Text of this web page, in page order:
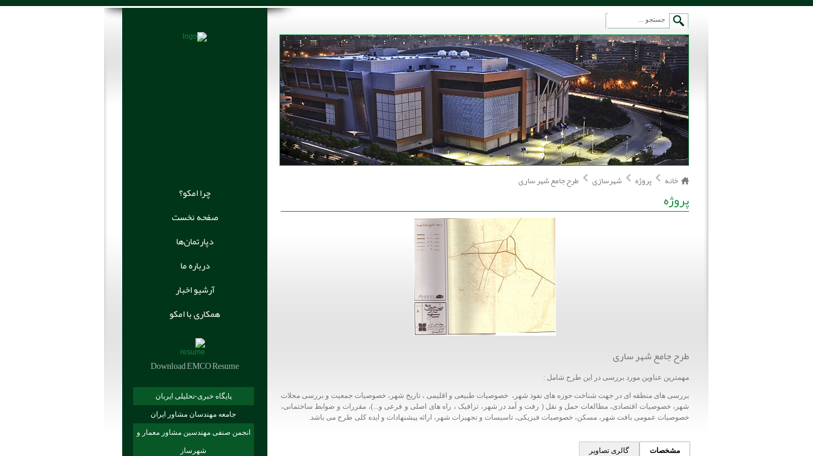
خانه پروژه شهرسازی طرح جامع شهر ساری
پروژه
طرح جامع شهر ساری
مهمترین عناوین مورد بررسی در این طرح شامل :
بررسی های منطقه ای در جهت شناخت حوزه های نفوذ شهر، خصوصیات طبیعی و اقلیمی ، تاریخ شهر، خصوصیات جمعیت و بررسی محلات
شهر، خصوصیات اقتصادی، مطالعات حمل و نقل ( رفت و آمد در شهر، ترافیک ، راه های اصلی و فرعی و...)، مقررات و ضوابط ساختمانی،
خصوصیات عمومی بافت شهر، مسکن، خصوصیات فیزیکی، تاسیسات و تجهیزات شهر، ارائه پیشنهادات و ایده کلی طرح می باشد.
مشخصات گالری تصاویر
چرا امکو؟
صفحه نخست
دپارتمان‌ها
درباره ما
آرشیو اخبار
همکاری با امکو
Download EMCO Resume
پایگاه خبری-تحلیلی ایربان
جامعه مهندسان مشاور ایران
انجمن صنفی مهندسین مشاور معمار و
شهرساز